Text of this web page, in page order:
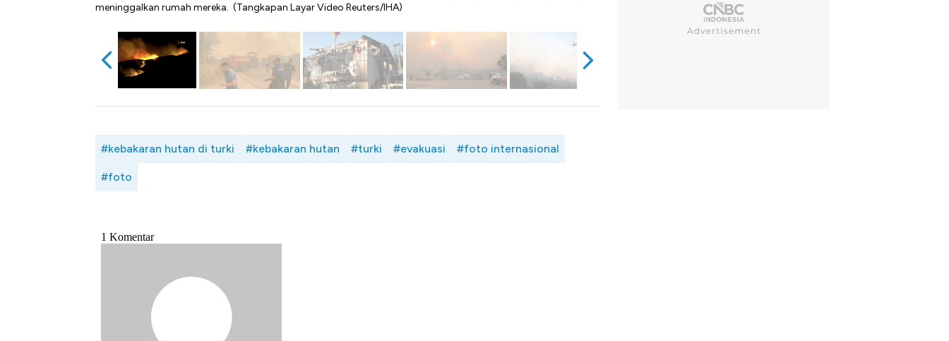
meninggalkan rumah mereka. (Tangkapan Layar Video Reuters/IHA)
dilaporkan mendekati kawasan permukiman di Hatay, sehingga pihak
demi keselamatan warga. (Ihlas News Agency (IHA) via REUTERS)
#kebakaran hutan di turki #kebakaran hutan #turki #evakuasi #foto internasional
#foto